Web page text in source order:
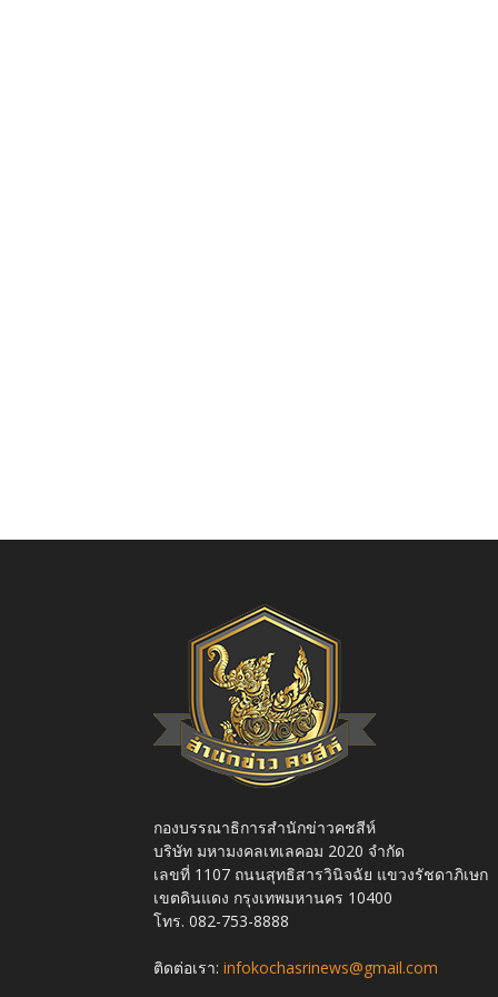
กองบรรณาธิการสำนักข่าวคชสีห์
บริษัท มหามงคลเทเลคอม 2020 จำกัด
เลขที่ 1107 ถนนสุทธิสารวินิจฉัย แขวงรัชดาภิเษก
เขตดินแดง กรุงเทพมหานคร 10400
โทร. 082-753-8888
ติดต่อเรา: infokochasrinews@gmail.com